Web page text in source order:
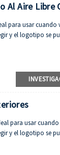
Al Aire Libre
para usar cuando
y el logotipo se
para usar
y el logotipo se